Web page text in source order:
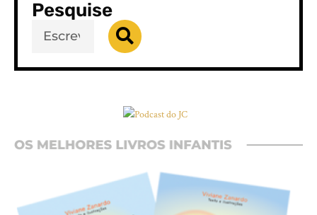
Pesquise